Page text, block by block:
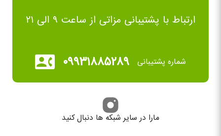
ارتباط با پشتیبانی مزاتی از ساعت ۹ الی ۲۱
شماره پشتیبانی ۰۹۹۳۱۸۸۵۲۸۹
مارا در سایر شبکه ها دنبال کنید